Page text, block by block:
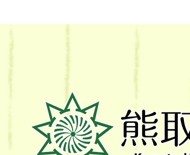
熊
取
町